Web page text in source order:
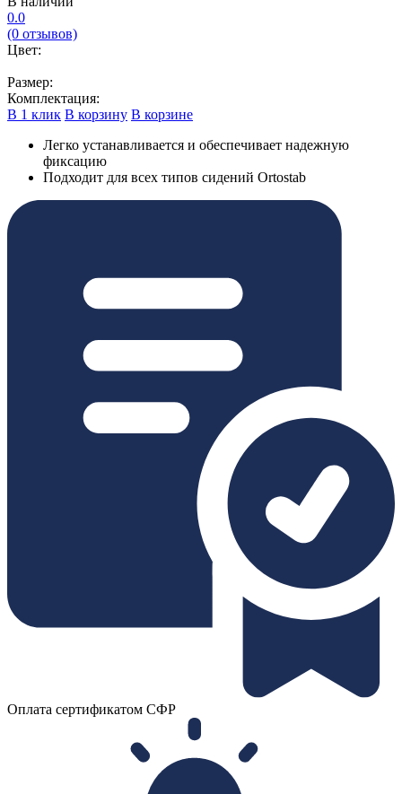
0.0
(0 отзывов)
Цвет:
Размер:
Комплектация:
В 1 клик В корзину В корзине
Легко устанавливается и обеспечивает надежную
фиксацию
Подходит для всех типов сидений Ortostab
Оплата сертификатом СФР